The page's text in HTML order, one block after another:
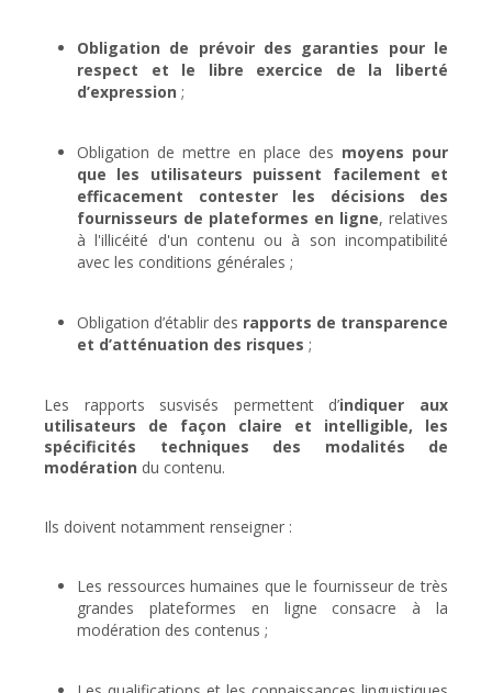
Obligation de prévoir des garanties pour le
respect et le libre exercice de la liberté
d’expression ;
Obligation de mettre en place des moyens pour
que les utilisateurs puissent facilement et
efficacement contester les décisions des
fournisseurs de plateformes en ligne, relatives
à l'illicéité d'un contenu ou à son incompatibilité
avec les conditions générales ;
Obligation d’établir des rapports de transparence
et d’atténuation des risques ;
Les rapports susvisés permettent d’indiquer aux
utilisateurs de façon claire et intelligible, les
spécificités techniques des modalités de
modération du contenu.
Ils doivent notamment renseigner :
Les ressources humaines que le fournisseur de très
grandes plateformes en ligne consacre à la
modération des contenus ;